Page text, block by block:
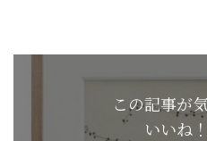
この記事が
いいね